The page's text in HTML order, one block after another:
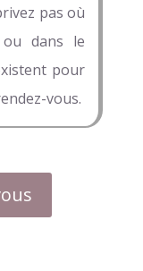
pas où
dans le
pour
vous.